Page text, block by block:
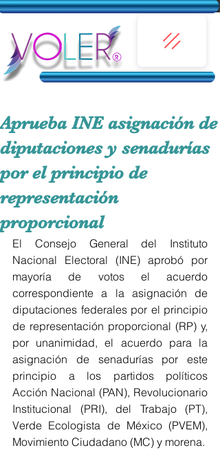
Aprueba INE asignación de
diputaciones y senadurías
por el principio de
representación
proporcional
El Consejo General del Instituto
Nacional Electoral (INE) aprobó por
mayoría de votos el acuerdo
correspondiente a la asignación de
diputaciones federales por el principio
de representación proporcional (RP) y,
por unanimidad, el acuerdo para la
asignación de senadurías por este
principio a los partidos políticos
Acción Nacional (PAN), Revolucionario
Institucional (PRI), del Trabajo (PT),
Verde Ecologista de México (PVEM),
Movimiento Ciudadano (MC) y morena.